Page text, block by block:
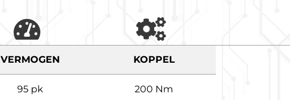
VERMOGEN KOPPEL
95 pk 200 Nm